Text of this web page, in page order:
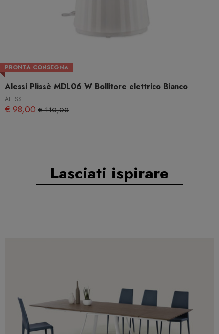
PRONTA CONSEGNA
Alessi Plissè MDL06 W Bollitore elettrico Bianco
ALESSI
€ 98,00 € 110,00
Lasciati ispirare